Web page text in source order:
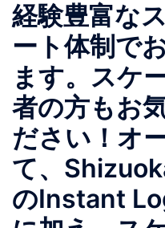
経験豊富な
ート体制で
ます。スケ
者の方もお
ださい！オ
て、
のInstant